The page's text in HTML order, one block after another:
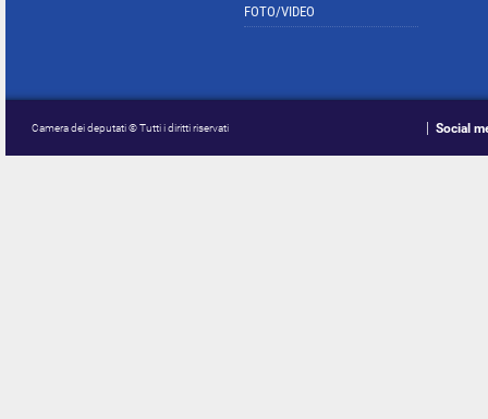
FOTO/VIDEO
Camera dei deputati © Tutti i diritti riservati Social